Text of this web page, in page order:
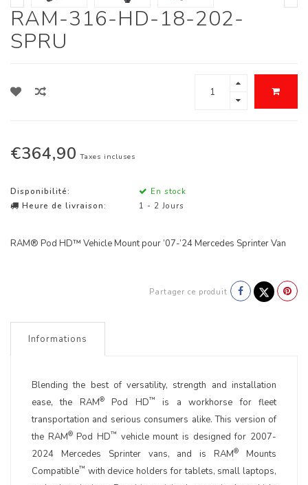
RAM-316-HD-18-202-
SPRU
€364,90 Taxes incluses
Disponibilité:
En stock
Heure de livraison:
1 - 2 Jours
RAM® Pod HD™ Vehicle Mount pour ’07-’24 Mercedes Sprinter Van
Partager ce produit
Informations
Blending the best of versatility, strength and installation
ease, the RAM®Pod HD™
is a workhorse for fleet
transportation and serious consumers alike. This version of
the RAM®Pod HD™ vehicle mount is designed for 2007-
2024 Mercedes Sprinter vans, and is RAM®
Mounts
Compatible™ with device holders for tablets, small laptops,